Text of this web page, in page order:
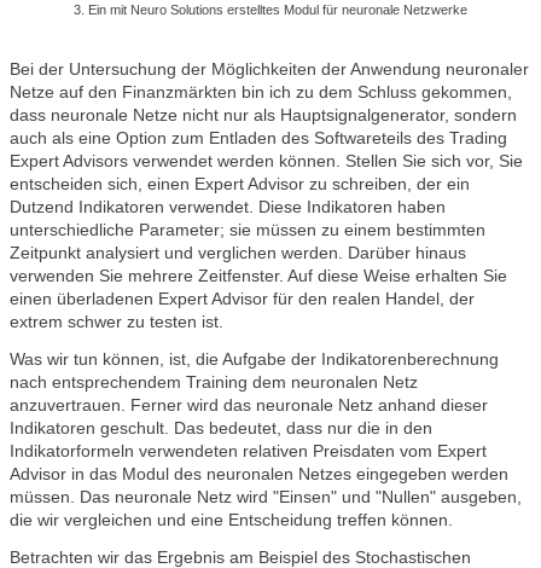
3. Ein mit Neuro Solutions erstelltes Modul für neuronale Netzwerke
Bei der Untersuchung der Möglichkeiten der Anwendung neuronaler
Netze auf den Finanzmärkten bin ich zu dem Schluss gekommen,
dass neuronale Netze nicht nur als Hauptsignalgenerator, sondern
auch als eine Option zum Entladen des Softwareteils des Trading
Expert Advisors verwendet werden können. Stellen Sie sich vor, Sie
entscheiden sich, einen Expert Advisor zu schreiben, der ein
Dutzend Indikatoren verwendet. Diese Indikatoren haben
unterschiedliche Parameter; sie müssen zu einem bestimmten
Zeitpunkt analysiert und verglichen werden. Darüber hinaus
verwenden Sie mehrere Zeitfenster. Auf diese Weise erhalten Sie
einen überladenen Expert Advisor für den realen Handel, der
extrem schwer zu testen ist.
Was wir tun können, ist, die Aufgabe der Indikatorenberechnung
nach entsprechendem Training dem neuronalen Netz
anzuvertrauen. Ferner wird das neuronale Netz anhand dieser
Indikatoren geschult. Das bedeutet, dass nur die in den
Indikatorformeln verwendeten relativen Preisdaten vom Expert
Advisor in das Modul des neuronalen Netzes eingegeben werden
müssen. Das neuronale Netz wird "Einsen" und "Nullen" ausgeben,
die wir vergleichen und eine Entscheidung treffen können.
Betrachten wir das Ergebnis am Beispiel des Stochastischen